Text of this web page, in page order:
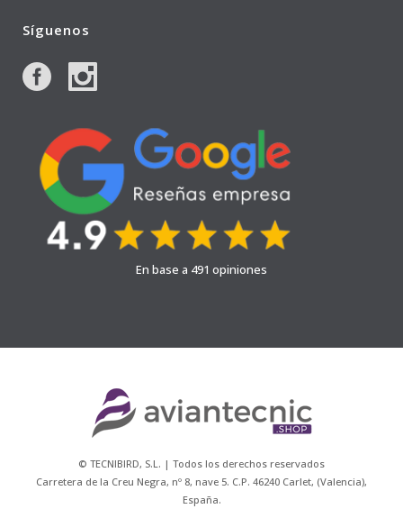
Síguenos
En base a 491 opiniones
© TECNIBIRD, S.L. | Todos los derechos reservados
Carretera de la Creu Negra, nº 8, nave 5. C.P. 46240 Carlet, (Valencia),
España.